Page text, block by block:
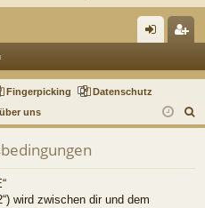
m ist
rie
Fingerpicking
Datenschutz
uns
u
wird zwischen dir und dem